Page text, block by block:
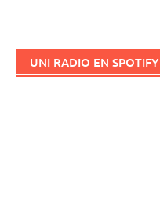
UNI RADIO EN SPOTIFY